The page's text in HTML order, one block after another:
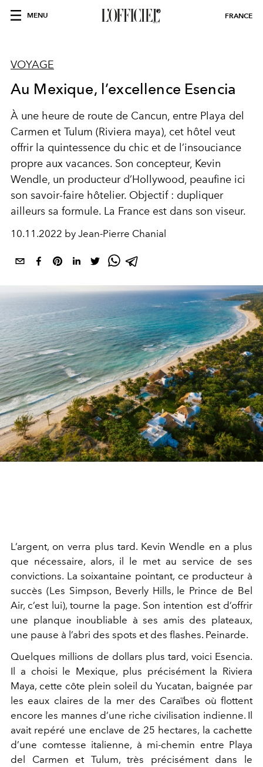
MENU FRANCE
VOYAGE
Au Mexique, l’excellence Esencia
À une heure de route de Cancun, entre Playa del
Carmen et Tulum (Riviera maya), cet hôtel veut
offrir la quintessence du chic et de l’insouciance
propre aux vacances. Son concepteur, Kevin
Wendle, un producteur d’Hollywood, peaufine ici
son savoir-faire hôtelier. Objectif : dupliquer
ailleurs sa formule. La France est dans son viseur.
10.11.2022 by Jean-Pierre Chanial
L’argent, on verra plus tard. Kevin Wendle en a plus
que nécessaire, alors, il le met au service de ses
convictions. La soixantaine pointant, ce producteur à
succès (Les Simpson, Beverly Hills, le Prince de Bel
Air, c’est lui), tourne la page. Son intention est d’offrir
une planque inoubliable à ses amis des plateaux,
une pause à l’abri des spots et des flashes. Peinarde.
Quelques millions de dollars plus tard, voici Esencia.
Il a choisi le Mexique, plus précisément la Riviera
Maya, cette côte plein soleil du Yucatan, baignée par
les eaux claires de la mer des Caraïbes où flottent
encore les mannes d’une riche civilisation indienne. Il
avait repéré une enclave de 25 hectares, la cachette
d’une comtesse italienne, à mi-chemin entre Playa
del Carmen et Tulum, très précisément dans le